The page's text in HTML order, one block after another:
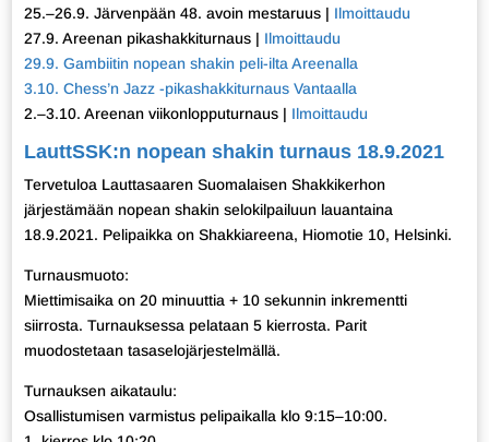
25.–26.9. Järvenpään 48. avoin mestaruus | Ilmoittaudu
27.9. Areenan pikashakkiturnaus | Ilmoittaudu
29.9. Gambiitin nopean shakin peli-ilta Areenalla
3.10. Chess’n Jazz -pikashakkiturnaus Vantaalla
2.–3.10. Areenan viikonlopputurnaus | Ilmoittaudu
LauttSSK:n nopean shakin turnaus 18.9.2021
Tervetuloa Lauttasaaren Suomalaisen Shakkikerhon
järjestämään nopean shakin selokilpailuun lauantaina
18.9.2021. Pelipaikka on Shakkiareena, Hiomotie 10, Helsinki.
Turnausmuoto:
Miettimisaika on 20 minuuttia + 10 sekunnin inkrementti
siirrosta. Turnauksessa pelataan 5 kierrosta. Parit
muodostetaan tasaselojärjestelmällä.
Turnauksen aikataulu:
Osallistumisen varmistus pelipaikalla klo 9:15–10:00.